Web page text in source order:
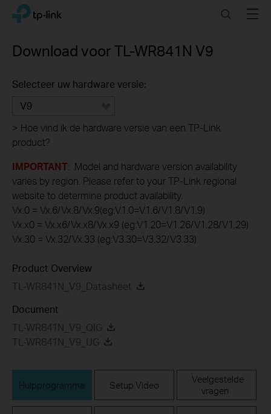
Click
navigation
TP-Link, Reliably Smart SearchMenu
Download voorTL-WR841N V9
Selecteer uw hardware versie:
V9
> Hoe vind ik de hardware versie van een TP-Link
product?
IMPORTANT: Model and hardware version availability
varies by region. Please refer to your TP-Link regional
website to determine product availability.
Vx.0 = Vx.6/Vx.8/Vx.9(eg:V1.0=V1.6/V1.8/V1.9)
Vx.x0 = Vx.x6/Vx.x8/Vx.x9 (eg:V1.20=V1.26/V1.28/V1.29)
Vx.30 = Vx.32/Vx.33 (eg:V3.30=V3.32/V3.33)
Product Overview
TL-WR841N_V9_Datasheet
Document
TL-WR841N_V9_QIG
TL-WR841N_V9_UG
Hulpprogramma Setup Video
Veelgestelde
vragen